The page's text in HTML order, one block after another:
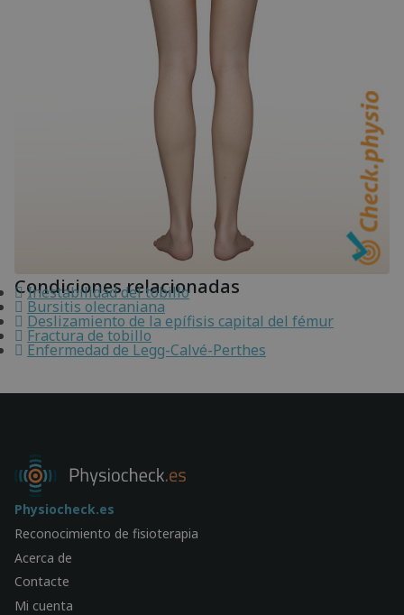
Condiciones relacionadas
Inestabilidad del tobillo
Bursitis olecraniana
Deslizamiento de la epífisis capital del fémur
Fractura de tobillo
Enfermedad de Legg-Calvé-Perthes
Physiocheck.es
Reconocimiento de fisioterapia
Acerca de
Contacte
Mi cuenta